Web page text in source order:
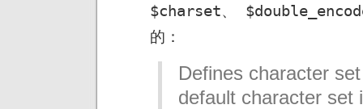
$charset、
的：
Defines character
default character set